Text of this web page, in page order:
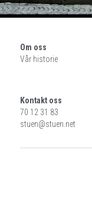
Om oss
Vår historie
Kontakt oss
70 12 31 83
stuen@stuen.net